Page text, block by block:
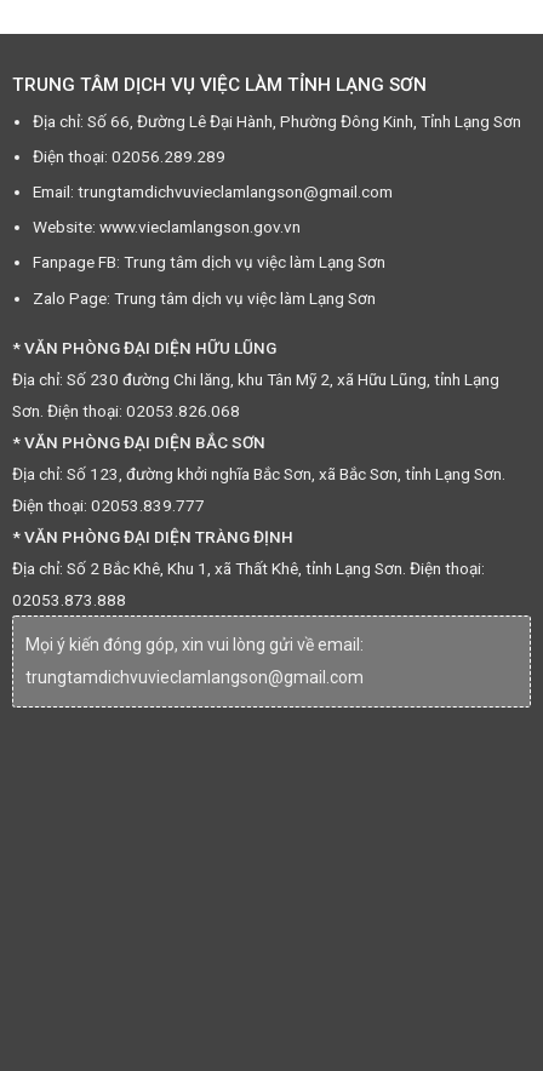
TRUNG TÂM DỊCH VỤ VIỆC LÀM TỈNH LẠNG SƠN
Địa chỉ: Số 66, Đường Lê Đại Hành, Phường Đông Kinh, Tỉnh Lạng Sơn
Điện thoại: 02056.289.289
Email: trungtamdichvuvieclamlangson@gmail.com
Website: www.vieclamlangson.gov.vn
Fanpage FB: Trung tâm dịch vụ việc làm Lạng Sơn
Zalo Page: Trung tâm dịch vụ việc làm Lạng Sơn
* VĂN PHÒNG ĐẠI DIỆN HỮU LŨNG
Địa chỉ: Số 230 đường Chi lăng, khu Tân Mỹ 2, xã Hữu Lũng, tỉnh Lạng
Sơn. Điện thoại: 02053.826.068
* VĂN PHÒNG ĐẠI DIỆN BẮC SƠN
Địa chỉ: Số 123, đường khởi nghĩa Bắc Sơn, xã Bắc Sơn, tỉnh Lạng Sơn.
Điện thoại: 02053.839.777
* VĂN PHÒNG ĐẠI DIỆN TRÀNG ĐỊNH
Địa chỉ: Số 2 Bắc Khê, Khu 1, xã Thất Khê, tỉnh Lạng Sơn. Điện thoại:
02053.873.888
Mọi ý kiến đóng góp, xin vui lòng gửi về email:
trungtamdichvuvieclamlangson@gmail.com